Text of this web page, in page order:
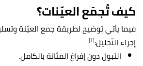
كيف تُجمَع العيّنات؟
فيما يأتي توضيح لطريقة جمع العيّنة
إجراء التّحليل:[١]
التبول دون إفراغ المثانة بالكامل.